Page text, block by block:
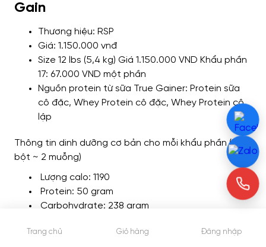
Gain
Thương hiệu: RSP
Giá: 1.150.000 vnđ
Size 12 lbs (5,4 kg) Giá 1.150.000 VND Khẩu phần
17: 67.000 VND một phần
Nguồn protein từ sữa True Gainer: Protein sữa
cô đặc, Whey Protein cô đặc, Whey Protein cô
lập
Thông tin dinh dưỡng cơ bản cho mỗi khẩu phần (313g
bột ~ 2 muỗng)
Lượng calo: 1190
Protein: 50 gram
Carbohydrate: 238 gram
Trang chủ Giỏ hàng Đăng nhập